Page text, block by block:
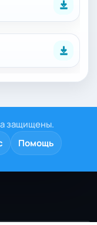
защищены.
Помощь